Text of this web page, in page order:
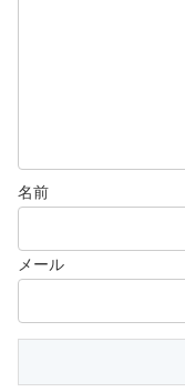
名前
メール